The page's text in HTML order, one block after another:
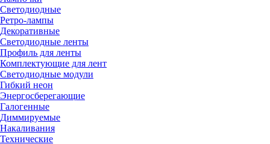
Светодиодные
Ретро-лампы
Декоративные
Светодиодные ленты
Профиль для ленты
Комплектующие для лент
Светодиодные модули
Гибкий неон
Энергосберегающие
Галогенные
Диммируемые
Накаливания
Технические